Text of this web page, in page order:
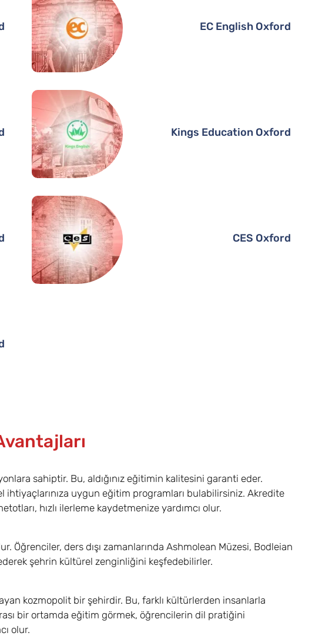
EC English Oxford
Kings Education Oxford
CES Oxford
sahiptir. Bu, aldığınız eğitimin kalitesini garanti eder.
ihtiyaçlarınıza uygun eğitim programları bulabilirsiniz. Akredite
hızlı ilerleme kaydetmenize yardımcı olur.
Öğrenciler, ders dışı zamanlarında Ashmolean Müzesi, Bodleian
şehrin kültürel zenginliğini keşfedebilirler.
kozmopolit bir şehirdir. Bu, farklı kültürlerden insanlarla
bir ortamda eğitim görmek, öğrencilerin dil pratiğini
olur.